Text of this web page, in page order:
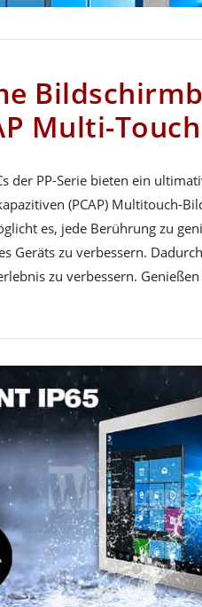
Multi-Touch
der PP-Serie bieten ein
(PCAP) Multitouch-
es, jede Berührung zu
Geräts zu verbessern.
zu verbessern.